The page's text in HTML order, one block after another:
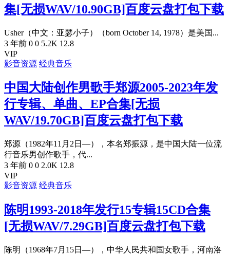
集[无损WAV/10.90GB]百度云盘打包下载
Usher（中文：亚瑟小子）（born October 14, 1978）是美国...
3 年前 0 0 5.2K 12.8
VIP
影音资源 经典音乐
中国大陆创作男歌手郑源2005-2023年发
行专辑、单曲、EP合集[无损
WAV/19.70GB]百度云盘打包下载
郑源（1982年11月2日—），本名郑振源，是中国大陆一位流
行音乐男创作歌手，代...
3 年前 0 0 2.0K 12.8
VIP
影音资源 经典音乐
陈明1993-2018年发行15专辑15CD合集
[无损WAV/7.29GB]百度云盘打包下载
陈明（1968年7月15日—），中华人民共和国女歌手，河南洛